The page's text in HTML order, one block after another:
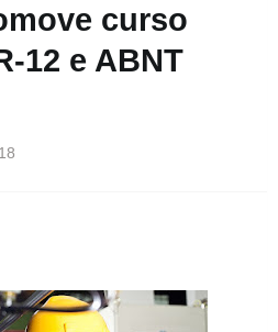
curso
12 e ABNT